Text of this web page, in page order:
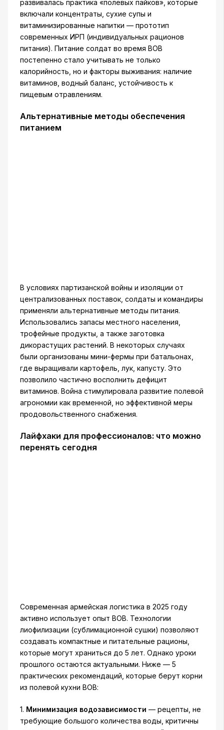
развивалась практика «полевых пайков», которые
включали концентраты, сухие супы и
витаминизированные напитки — прототип
современных ИРП (индивидуальных рационов
питания). Питание солдат во время ВОВ
постепенно стало учитывать не только
калорийность, но и факторы выживания: наличие
витаминов, водный баланс, устойчивость к
пищевым отравлениям.
Альтернативные методы обеспечения
питанием
В условиях партизанской войны и изоляции от
централизованных поставок, солдаты и командиры
применяли альтернативные методы питания.
Использовались запасы местного населения,
трофейные продукты, а также заготовка
дикорастущих растений. В некоторых случаях
были организованы мини-фермы при батальонах,
где выращивали картофель, лук, капусту. Это
позволило частично восполнить дефицит
витаминов. Война стимулировала развитие полевой
агрономии как временной, но эффективной меры
продовольственного снабжения.
Лайфхаки для профессионалов: что можно
перенять сегодня
Современная армейская логистика в 2025 году
активно использует опыт ВОВ. Технологии
лиофилизации (сублимационной сушки) позволяют
создавать компактные и питательные рационы,
которые могут храниться до 5 лет. Однако уроки
прошлого остаются актуальными. Ниже — 5
практических рекомендаций, которые берут корни
из полевой кухни ВОВ:
1. Минимизация водозависимости — рецепты, не
требующие большого количества воды, критичны